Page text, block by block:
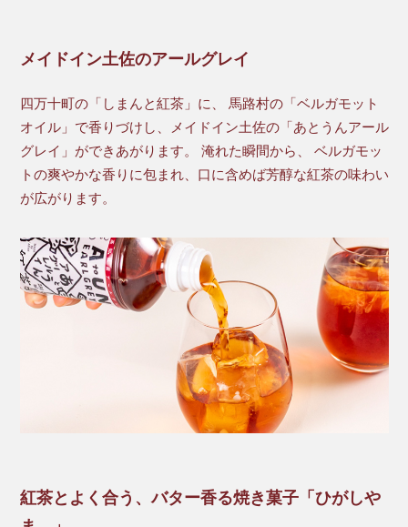
メイドイン土佐のアールグレイ
四万十町の「しまんと紅茶」に、 馬路村の「ベルガモット
オイル」で香りづけし、メイドイン土佐の「あとうんアール
グレイ」ができあがります。 淹れた瞬間から、 ベルガモッ
トの爽やかな香りに包まれ、口に含めば芳醇な紅茶の味わい
が広がります。
紅茶とよく合う、バター香る焼き菓子「ひがしや